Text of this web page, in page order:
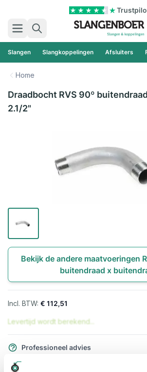
Zoek
Slangen Slangkoppelingen Afsluiters
Home
Draadbocht RVS 90º
2.1/2"
Bekijk de andere maatvoeringen
buitendraad x
€ 112,51
Levertijd wordt berekend...
Professioneel advies